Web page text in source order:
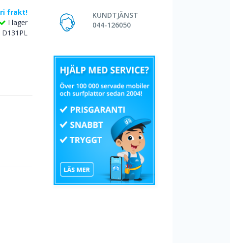
frakt!
I lager
D131PL
KUNDTJÄNST
044-126050